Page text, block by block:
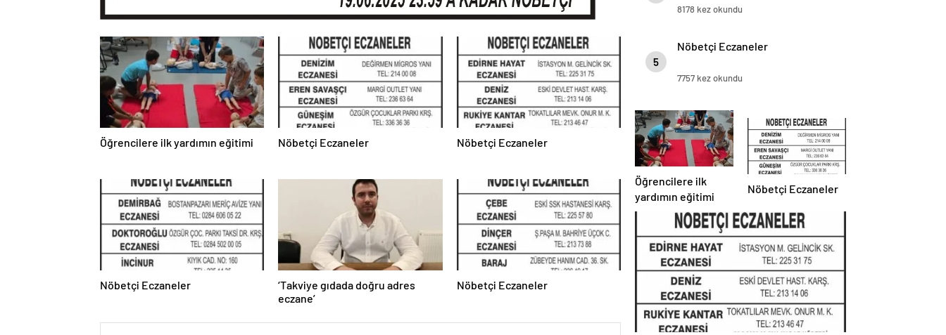
Öğrencilere ilk yardımın eğitimi Nöbetçi Eczaneler Nöbetçi Eczaneler
Nöbetçi Eczaneler
‘Takviye gıdada doğru adres
eczane’
Nöbetçi Eczaneler
8178 kez okundu
5
Nöbetçi Eczaneler
7757 kez okundu
Öğrencilere ilk
yardımın eğitimi
Nöbetçi Eczaneler